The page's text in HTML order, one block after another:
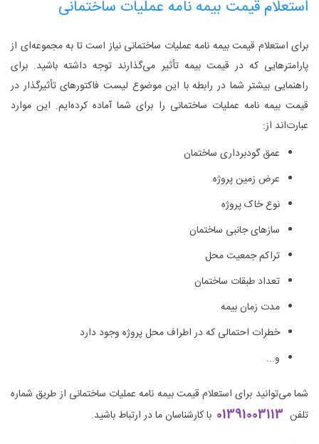
استعلام قیمت بیمه نامه عملیات ساختمانی
برای استعلام قیمت بیمه نامه عملیات ساختمانی نیاز است تا به مجموعه‌‌ای از
پارامتر‌هایی که در قیمت بیمه تأثیر می‌گذارند توجه داشته باشید. برای
راهنمایی بیشتر شما در رابطه با این موضوع لیست فاکتور‌های تأثیر‌گذار در
قیمت بیمه نامه عملیات ساختمانی را برای شما آماده کرده‌ایم. این موارد
عبارت‌اند از:
عمق گود‌برداری ساختمان
عرض زمین پروژه
نوع خاک پروژه
ساز‌های جانبی ساختمان
تراکم جمعیت محل
تعداد طبقات ساختمان
مدت زمان بیمه
خطرات احتمالی که در اطراف محل پروژه وجود دارد
و...
شما می‌توانید برای استعلام قیمت بیمه نامه عملیات ساختمانی از طریق شماره
تلفن 01391003113 با کارشناسان ما در ارتباط باشید.